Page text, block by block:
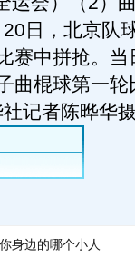
日，北京队
赛中拼抢。
曲棍球第一轮
记者陈晔华
身边的哪个小人